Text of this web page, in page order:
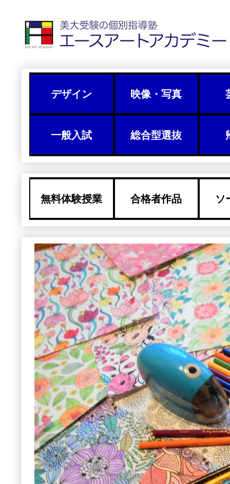
デザイン 映像・写真
一般入試 総合型選抜
無料体験授業 合格者作品 ソ
美大は総合型